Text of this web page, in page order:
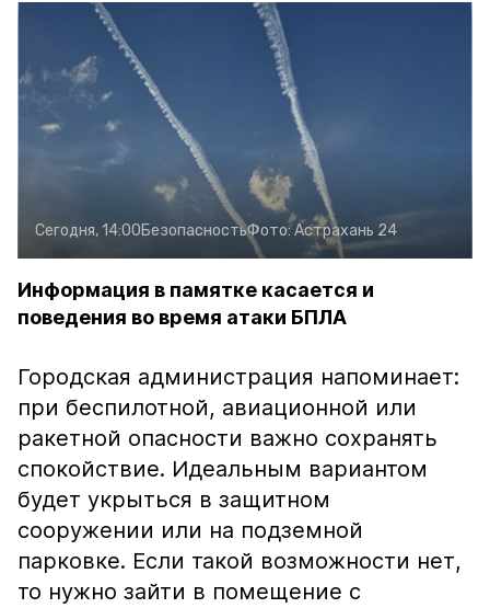
Сегодня, 14:00БезопасностьФото:Астрахань 24
Информация в памятке касается и
поведения во время атаки БПЛА
Городская администрация напоминает:
при беспилотной, авиационной или
ракетной опасности важно сохранять
спокойствие. Идеальным вариантом
будет укрыться в защитном
сооружении или на подземной
парковке. Если такой возможности нет,
то нужно зайти в помещение с